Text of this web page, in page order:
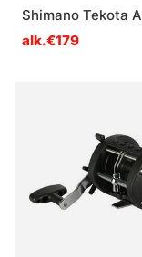
Shimano Tekota A
alk.€179